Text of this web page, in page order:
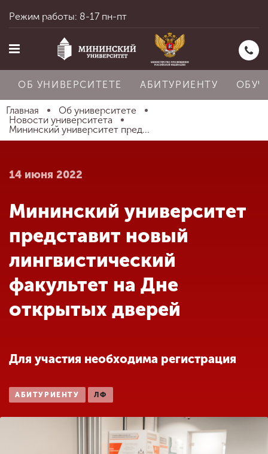
Главная
Абитуриенту
Обучение
Наука
Международная
деятельность
деятельности
Режим работы: 8-17 пн-пт
ОБ УНИВЕРСИТЕТЕ АБИТУРИЕНТУ
Главная
Об университете
Новости университета
Мининский университет пред...
14 июня 2022
Мининский университет
представит новый
лингвистический
факультет на Дне
открытых дверей
Для участия необходима регистрация
АБИТУРИЕНТУ ЛФ